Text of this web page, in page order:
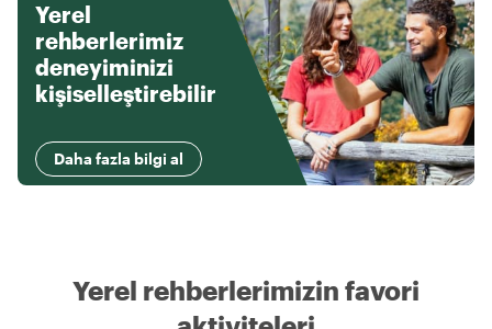
Yerel
rehberlerimiz
deneyiminizi
kişiselleştirebilir
Daha fazla bilgi al
Yerel rehberlerimizin favori